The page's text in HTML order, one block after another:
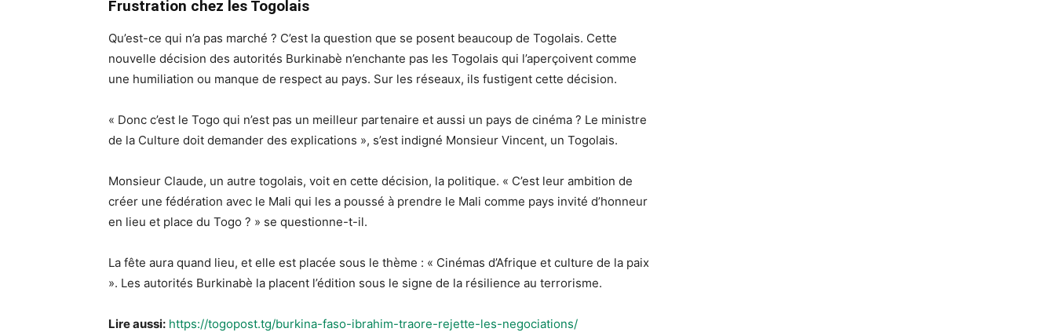
Frustration chez les Togolais
Qu’est-ce qui n’a pas marché ? C’est la question que se posent beaucoup de Togolais. Cette
nouvelle décision des autorités Burkinabè n’enchante pas les Togolais qui l’aperçoivent comme
une humiliation ou manque de respect au pays. Sur les réseaux, ils fustigent cette décision.
« Donc c’est le Togo qui n’est pas un meilleur partenaire et aussi un pays de cinéma ? Le ministre
de la Culture doit demander des explications », s’est indigné Monsieur Vincent, un Togolais.
Monsieur Claude, un autre togolais, voit en cette décision, la politique. « C’est leur ambition de
créer une fédération avec le Mali qui les a poussé à prendre le Mali comme pays invité d’honneur
en lieu et place du Togo ? » se questionne-t-il.
La fête aura quand lieu, et elle est placée sous le thème : « Cinémas d’Afrique et culture de la paix
». Les autorités Burkinabè la placent l’édition sous le signe de la résilience au terrorisme.
Lire aussi: https://togopost.tg/burkina-faso-ibrahim-traore-rejette-les-negociations/